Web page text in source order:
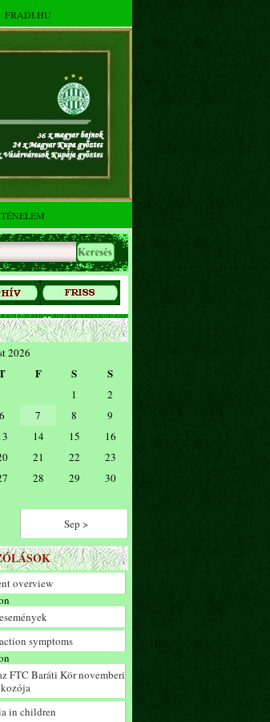
FRADI.HU
2026
F S S
1
2
6 7 8
9
14 15
16
21 22
23
28 29
30
Sep >
overview
symptoms
FTC Baráti Kör novemberi
in children